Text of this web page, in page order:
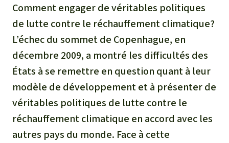
Les aires protégées
La forêt tropicale
Le bois tropical
Les biocarburants
L’aluminium
Questions fréquentes
Rapports annuels
Mentions légales
Médias
Communiqués
English
Español
Italiano
Português
Indonesia
Soutien aux activistes
Afrique
Amérique latine
Comment engager de véritables politiques
de lutte contre le réchauffement climatique?
L’échec du sommet de Copenhague, en
décembre 2009, a montré les difficultés des
États à se remettre en question quant à leur
modèle de développement et à présenter de
véritables politiques de lutte contre le
réchauffement climatique en accord avec les
autres pays du monde. Face à cette